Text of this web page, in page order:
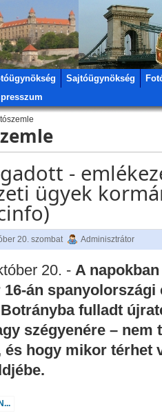
Sajtóügynökség
-
ügyek
20. szombat Adminisztrátor
20. - A
16-án
fulladt
szégyenére –
és hogy mikor térhet